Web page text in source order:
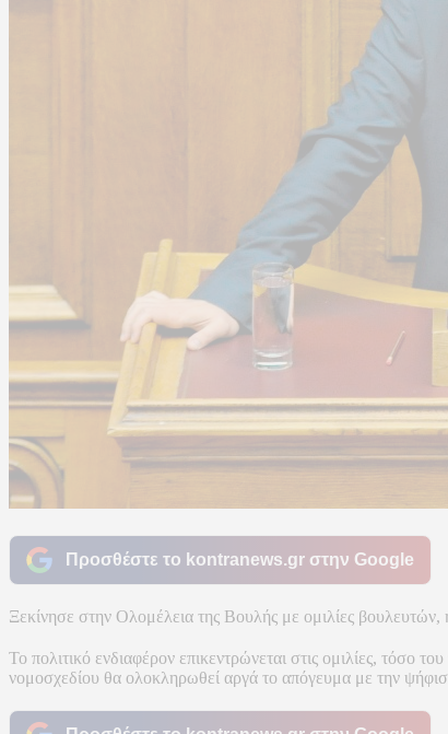
Προσθέστε το kontranews.gr στην Google
Ξεκίνησε στην Ολομέλεια της Βουλής με ομιλίες
Το πολιτικό ενδιαφέρον επικεντρώνεται στις ομιλίες,
νομοσχεδίου θα ολοκληρωθεί αργά το απόγευμα με την